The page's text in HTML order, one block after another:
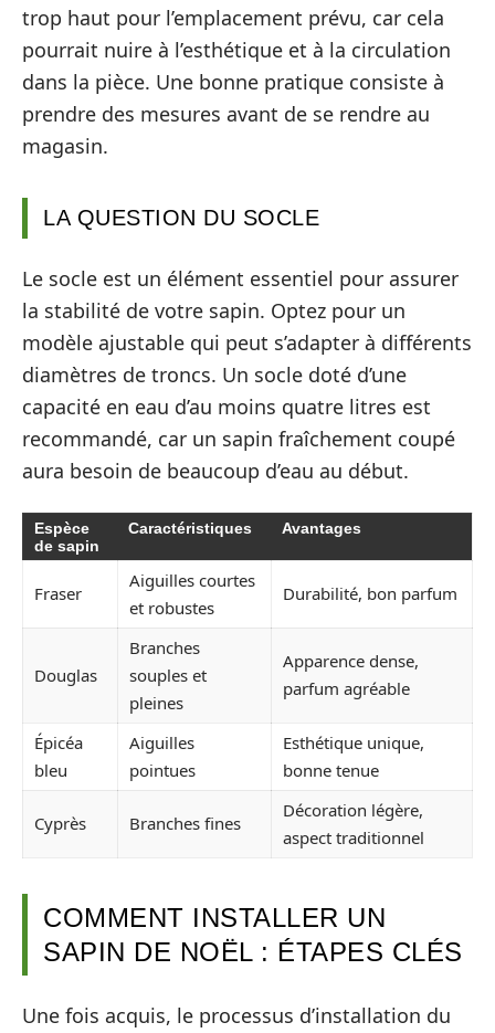
trop haut pour l’emplacement prévu, car cela
pourrait nuire à l’esthétique et à la circulation
dans la pièce. Une bonne pratique consiste à
prendre des mesures avant de se rendre au
magasin.
LA QUESTION DU SOCLE
Le socle est un élément essentiel pour assurer
la stabilité de votre sapin. Optez pour un
modèle ajustable qui peut s’adapter à différents
diamètres de troncs. Un socle doté d’une
capacité en eau d’au moins quatre litres est
recommandé, car un sapin fraîchement coupé
aura besoin de beaucoup d’eau au début.
Espèce
de sapin
Caractéristiques Avantages
Fraser
Aiguilles courtes
et robustes
Durabilité, bon parfum
Douglas
Branches
souples et
pleines
Apparence dense,
parfum agréable
Épicéa
bleu
Aiguilles
pointues
Esthétique unique,
bonne tenue
Cyprès Branches fines
Décoration légère,
aspect traditionnel
COMMENT INSTALLER UN
SAPIN DE NOËL : ÉTAPES CLÉS
Une fois acquis, le processus d’installation du